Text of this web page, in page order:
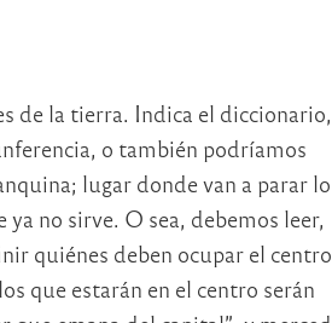
de la tierra. Indica el diccionario,
o también podríamos
lugar donde van a parar lo
no sirve. O sea, debemos leer,
quiénes deben ocupar el centro
que estarán en el centro serán